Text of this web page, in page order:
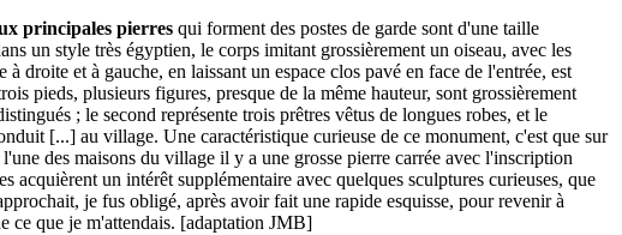
principales pierres qui forment des postes de garde sont d'une taille
un style très égyptien, le corps imitant grossièrement un oiseau, avec les
droite et à gauche, en laissant un espace clos pavé en face de l'entrée, est
pieds, plusieurs figures, presque de la même hauteur, sont grossièrement
; le second représente trois prêtres vêtus de longues robes, et le
[...] au village. Une caractéristique curieuse de ce monument, c'est que sur
des maisons du village il y a une grosse pierre carrée avec l'inscription
un intérêt supplémentaire avec quelques sculptures curieuses, que
je fus obligé, après avoir fait une rapide esquisse, pour revenir à
ce que je m'attendais. [adaptation JMB]